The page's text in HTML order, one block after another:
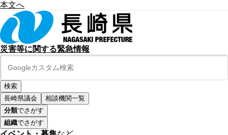
本文へ
災害等に関する緊急情報
長崎県議会
相談機関一覧
分類でさがす
組織でさがす